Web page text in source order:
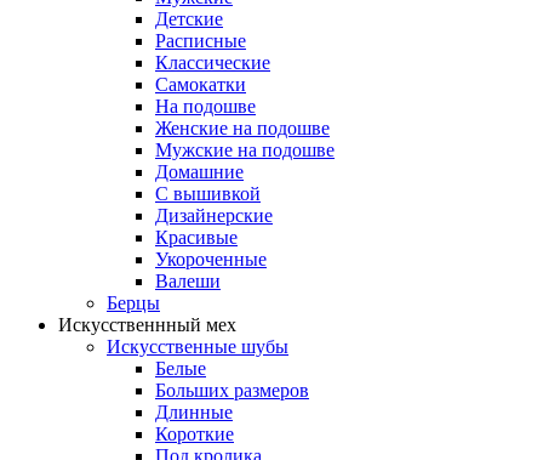
Детские
Расписные
Классические
Самокатки
На подошве
Женские на подошве
Мужские на подошве
Домашние
С вышивкой
Дизайнерские
Красивые
Укороченные
Валеши
Берцы
Искусственнный мех
Искусственные шубы
Белые
Больших размеров
Длинные
Короткие
Под кролика